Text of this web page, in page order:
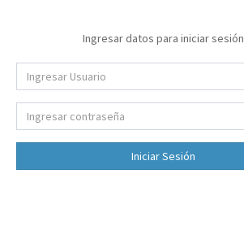
Ingresar datos para iniciar sesión
Iniciar Sesión